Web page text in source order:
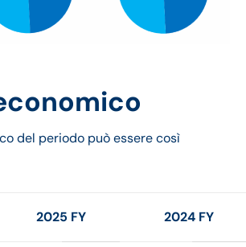
del periodo può essere così
2025 FY 2024 FY